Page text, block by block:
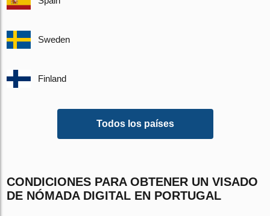
Sweden
Finland
Todos los países
CONDICIONES PARA OBTENER UN VISADO
DE NÓMADA DIGITAL EN PORTUGAL